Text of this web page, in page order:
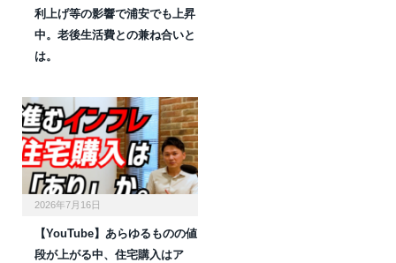
利上げ等の影響で浦安でも上昇
中。老後生活費との兼ね合いと
は。
2026年7月16日
【YouTube】あらゆるものの値
段が上がる中、住宅購入はア